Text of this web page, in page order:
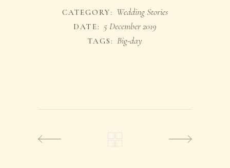
CATEGORY: Wedding Stories
DATE: 5 December 2019
TAGS: Big-day